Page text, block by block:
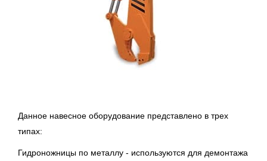
Данное навесное оборудование представлено в трех
типах:
Гидроножницы по металлу - используются для демонтажа